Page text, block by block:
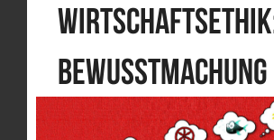
Bewusstmachung